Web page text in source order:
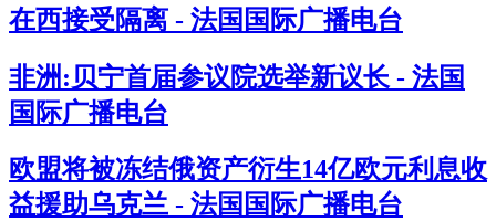
在西接受隔离 - 法国国际广播电台
非洲:贝宁首届参议院选举新议长 - 法国
国际广播电台
欧盟将被冻结俄资产衍生14亿欧元利息收
益援助乌克兰 - 法国国际广播电台